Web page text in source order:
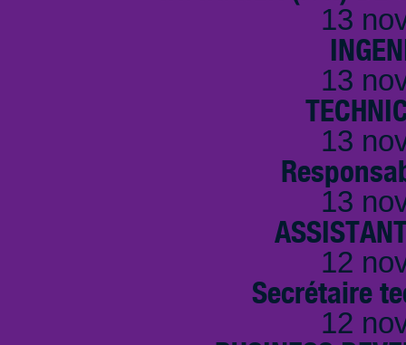
13
13
13
13
12
Secrétaire
12